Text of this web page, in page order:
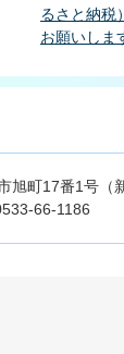
るさと納税
お願いしま
旭町17番1号（
66-1186